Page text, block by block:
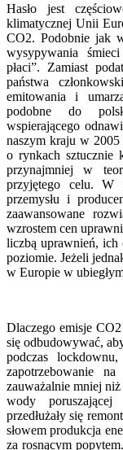
Hasło jest
klimatycznej Unii
CO2. Podobnie jak
wysypywania
płaci”. Zamiast
państwa
emitowania i
podobne do
wspierającego
naszym kraju w
o rynkach sztucznie
przynajmniej w
przyjętego celu. W
przemysłu i
zaawansowane
wzrostem cen
liczbą uprawnień, ich
poziomie. Jeżeli
w Europie w
Dlaczego emisje CO2
się odbudowywać,
podczas
zapotrzebowanie
zauważalnie mniej
wody
przedłużały się
słowem produkcja
za rosnącym